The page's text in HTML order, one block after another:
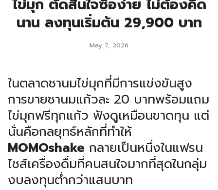
ไข่มุก ตัดสินใจซื้อง่าย ไม่ต้องคิด
นาน ลงทุนเริ่มต้น 29,900 บาท
May 7, 2026
ในตลาดชานมไข่มุกที่มีการแข่งขันสูง
การขายชานมแก้วละ 20 บาทพร้อมแถม
ไข่มุกฟรีทุกแก้ว ฟังดูเหมือนขาดทุน แต่
นั่นคือกลยุทธ์หลักที่ทำให้
MOMOshake กลายเป็นหนึ่งในแฟรน
ไชส์เครื่องดื่มที่คนสนใจมากที่สุดในกลุ่ม
งบลงทุนต่ำกว่าแสนบาท